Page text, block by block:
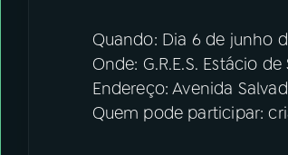
Quando: Dia 6 de junho
Onde: G.R.E.S. Estácio de
Endereço: Avenida
Quem pode participar: